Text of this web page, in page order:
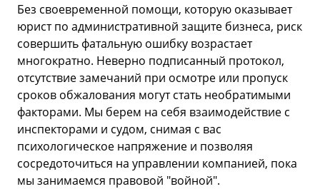
Без своевременной помощи, которую оказывает
юрист по административной защите бизнеса, риск
совершить фатальную ошибку возрастает
многократно. Неверно подписанный протокол,
отсутствие замечаний при осмотре или пропуск
сроков обжалования могут стать необратимыми
факторами. Мы берем на себя взаимодействие с
инспекторами и судом, снимая с вас
психологическое напряжение и позволяя
сосредоточиться на управлении компанией, пока
мы занимаемся правовой "войной".